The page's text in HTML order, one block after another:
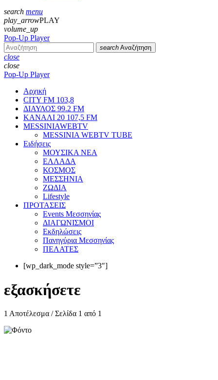
search menu
play_arrowPLAY
volume_up
Pop-Up Player
search Αναζήτηση
close
close
Pop-Up Player
Αρχική
CITY FM 103,8
ΔΙΑΥΛΟΣ 99.2 FM
ΚΑΝΑΛΙ 20 107,5 FM
MESSINIAWEBTV
MESSINIA WEBTV TUBE
Eιδήσεις
ΜΟΥΣΙΚΑ ΝΕΑ
ΕΛΛΑΔΑ
ΚΟΣΜΟΣ
ΜΕΣΣΗΝΙΑ
ΖΩΔΙΑ
Lifestyle
ΠΡΟΤΑΣΕΙΣ
Events Μεσσηνίας
ΔΙΑΓΩΝΙΣΜΟΙ
Εκδηλώσεις
Πανηγύρια Μεσσηνίας
ΠΕΛΑΤΕΣ
[wp_dark_mode style=”3″]
εξασκήσετε
1 Αποτέλεσμα / Σελίδα 1 από 1